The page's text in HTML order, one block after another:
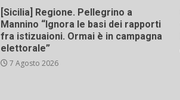
[Sicilia] Regione. Pellegrino a
Mannino “Ignora le basi dei rapporti
fra istizuaioni. Ormai è in campagna
elettorale”
7 Agosto 2026